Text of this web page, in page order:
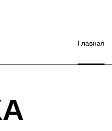
Главная